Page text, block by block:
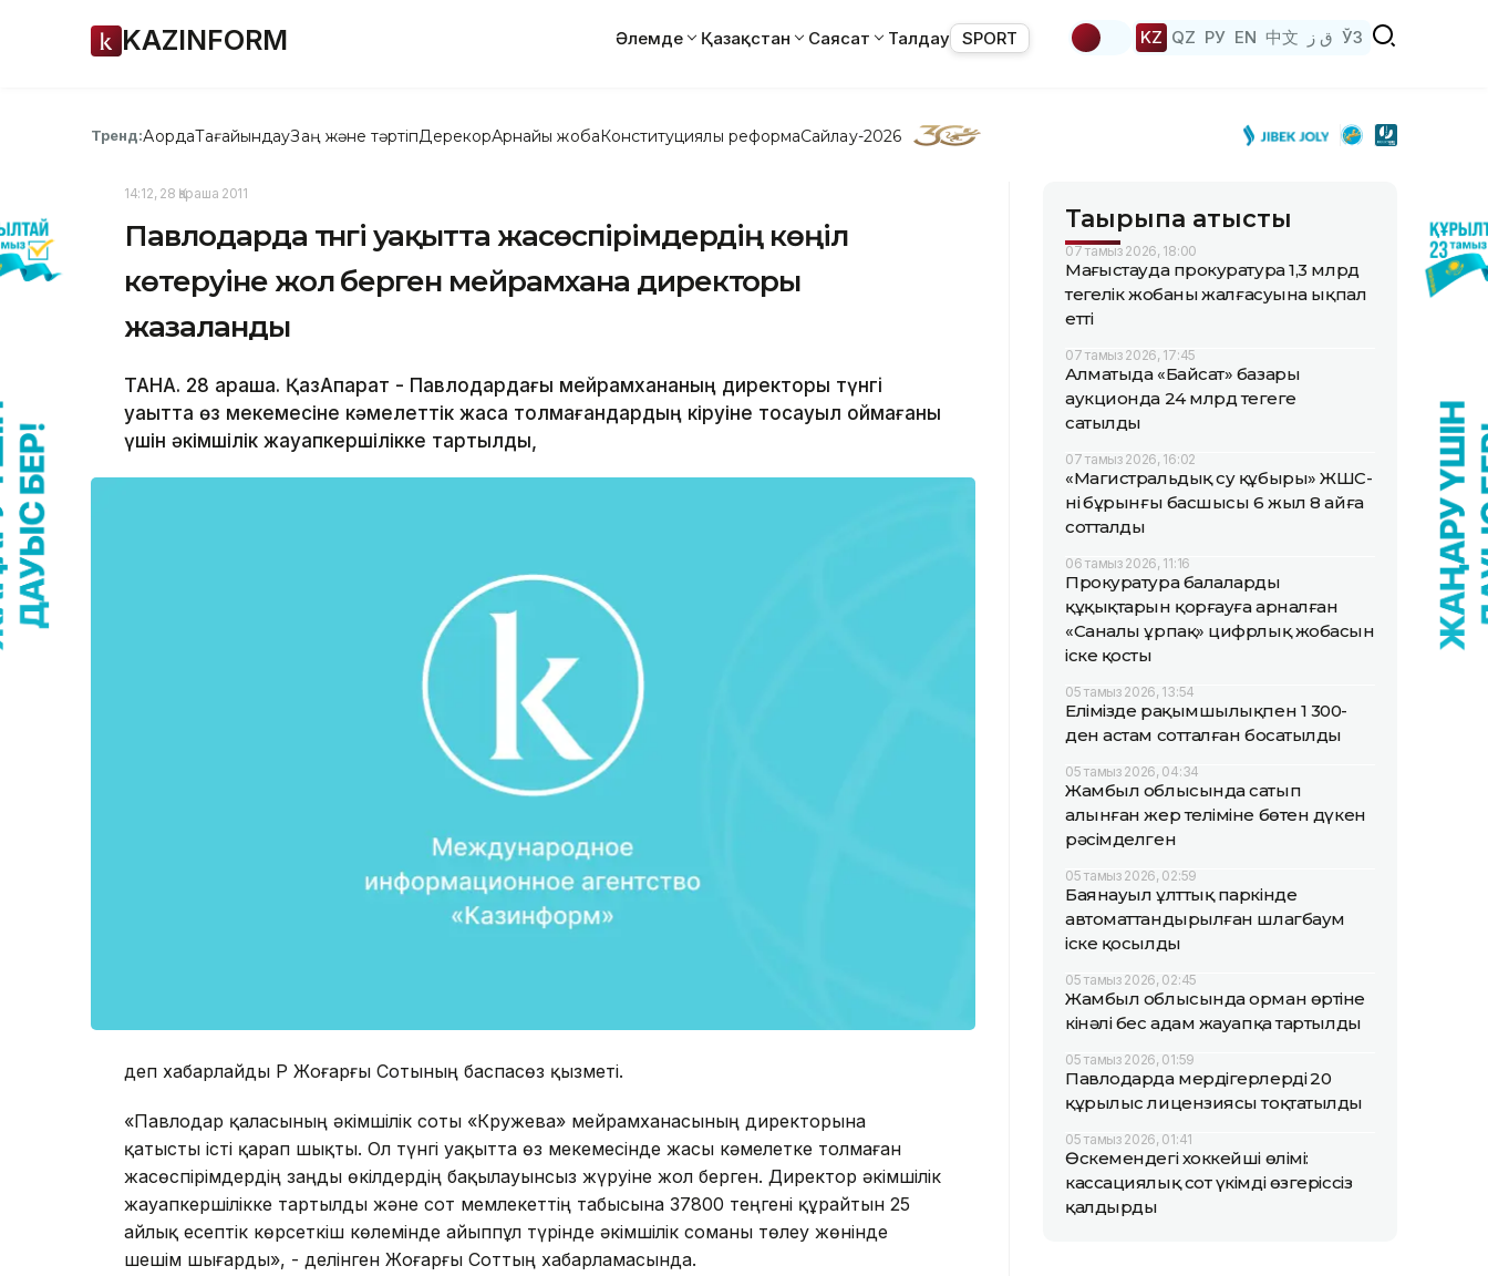
KAZINFORM Әлемде Қазақстан Саясат Талдау SPORT KZ QZ РУ EN 中文 ق ز ЎЗ
Тренд:АқордаТағайындауЗаң және тәртіпДерекқорАрнайы жобаКонституциялық реформаСайлау-2026
14:12, 28 Қараша 2011
Павлодарда түнгі уақытта жасөспірімдердің көңіл
көтеруіне жол берген мейрамхана директоры
жазаланды
ТАНА. 28 қараша. ҚазАқпарат - Павлодардағы мейрамхананың директоры түнгi
уақытта өз мекемесіне кәмелеттік жасқа толмағандардың кіруіне тосқауыл қоймағаны
үшін әкімшілік жауапкершілікке тартылды,
деп хабарлайды ҚР Жоғарғы Сотының баспасөз қызметі.
«Павлодар қаласының әкiмшiлiк соты «Кружева» мейрамханасының директорына
қатысты iсті қарап шықты. Ол түнгi уақытта өз мекемесiнде жасы кәмелетке толмаған
жасөспірімдердің заңды өкiлдердiң бақылауынсыз жүруіне жол берген. Директор әкiмшiлiк
жауапкершiлiкке тартылды және сот мемлекеттiң табысына 37800 теңгенi құрайтын 25
айлық есептік көрсеткіш көлемiнде айыппұл түрiнде әкiмшiлiк соманы төлеу жөнінде
шешім шығарды», - делінген Жоғарғы Соттың хабарламасында.
Тақырыпқа қатысты
07 тамыз 2026, 18:00
Маңғыстауда прокуратура 1,3 млрд
теңгелік жобаның жалғасуына ықпал
етті
07 тамыз 2026, 17:45
Алматыда «Байсат» базары
аукционда 24 млрд теңгеге
сатылды
07 тамыз 2026, 16:02
«Магистральдық су құбыры» ЖШС-
нің бұрынғы басшысы 6 жыл 8 айға
сотталды
06 тамыз 2026, 11:16
Прокуратура балалардың
құқықтарын қорғауға арналған
«Саналы ұрпақ» цифрлық жобасын
іске қосты
05 тамыз 2026, 13:54
Елімізде рақымшылықпен 1 300-
ден астам сотталған босатылды
05 тамыз 2026, 04:34
Жамбыл облысында сатып
алынған жер теліміне бөтен дүкен
рәсімделген
05 тамыз 2026, 02:59
Баянауыл ұлттық паркінде
автоматтандырылған шлагбаум
іске қосылды
05 тамыз 2026, 02:45
Жамбыл облысында орман өртіне
кінәлі бес адам жауапқа тартылды
05 тамыз 2026, 01:59
Павлодарда мердігерлердің 20
құрылыс лицензиясы тоқтатылды
05 тамыз 2026, 01:41
Өскемендегі хоккейші өлімі:
кассациялық сот үкімді өзгеріссіз
қалдырды